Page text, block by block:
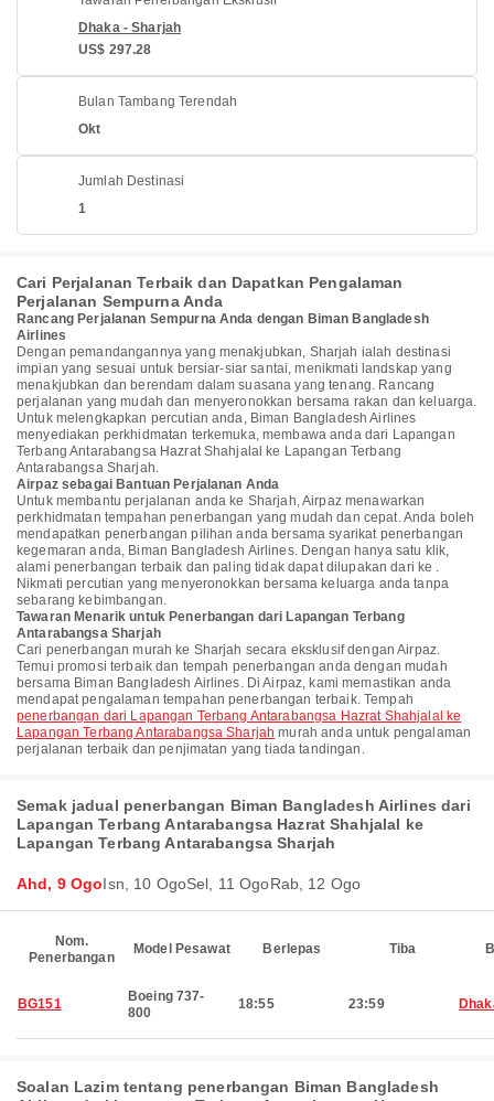
Dhaka - Sharjah
US$ 297.28
Bulan Tambang Terendah
Okt
Jumlah Destinasi
1
Cari Perjalanan Terbaik dan Dapatkan Pengalaman
Perjalanan Sempurna Anda
Rancang Perjalanan Sempurna Anda dengan Biman Bangladesh
Airlines
Dengan pemandangannya yang menakjubkan, Sharjah ialah destinasi
impian yang sesuai untuk bersiar-siar santai, menikmati landskap yang
menakjubkan dan berendam dalam suasana yang tenang. Rancang
perjalanan yang mudah dan menyeronokkan bersama rakan dan keluarga.
Untuk melengkapkan percutian anda, Biman Bangladesh Airlines
menyediakan perkhidmatan terkemuka, membawa anda dari Lapangan
Terbang Antarabangsa Hazrat Shahjalal ke Lapangan Terbang
Antarabangsa Sharjah.
Airpaz sebagai Bantuan Perjalanan Anda
Untuk membantu perjalanan anda ke Sharjah, Airpaz menawarkan
perkhidmatan tempahan penerbangan yang mudah dan cepat. Anda boleh
mendapatkan penerbangan pilihan anda bersama syarikat penerbangan
kegemaran anda, Biman Bangladesh Airlines. Dengan hanya satu klik,
alami penerbangan terbaik dan paling tidak dapat dilupakan dari ke .
Nikmati percutian yang menyeronokkan bersama keluarga anda tanpa
sebarang kebimbangan.
Tawaran Menarik untuk Penerbangan dari Lapangan Terbang
Antarabangsa Sharjah
Cari penerbangan murah ke Sharjah secara eksklusif dengan Airpaz.
Temui promosi terbaik dan tempah penerbangan anda dengan mudah
bersama Biman Bangladesh Airlines. Di Airpaz, kami memastikan anda
mendapat pengalaman tempahan penerbangan terbaik. Tempah
penerbangan dari Lapangan Terbang Antarabangsa Hazrat Shahjalal ke
Lapangan Terbang Antarabangsa Sharjah murah anda untuk pengalaman
perjalanan terbaik dan penjimatan yang tiada tandingan.
Semak jadual penerbangan Biman Bangladesh Airlines dari
Lapangan Terbang Antarabangsa Hazrat Shahjalal ke
Lapangan Terbang Antarabangsa Sharjah
Ahd, 9 OgoIsn, 10 OgoSel, 11 OgoRab, 12 Ogo
Nom.
Penerbangan
Model Pesawat Berlepas Tiba
BG151
Boeing 737-
800
18:55 23:59
Soalan Lazim tentang penerbangan Biman Bangladesh